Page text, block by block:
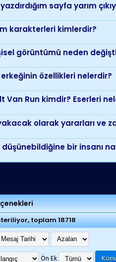
sayfa yarım
karakterleri kimlerdir?
görüntümü neden
özellikleri nelerdir?
Van Run kimdir? Eserleri
olarak yararları ve
düşünebildiğine bir insanı
toplam 18718
Ön Ek